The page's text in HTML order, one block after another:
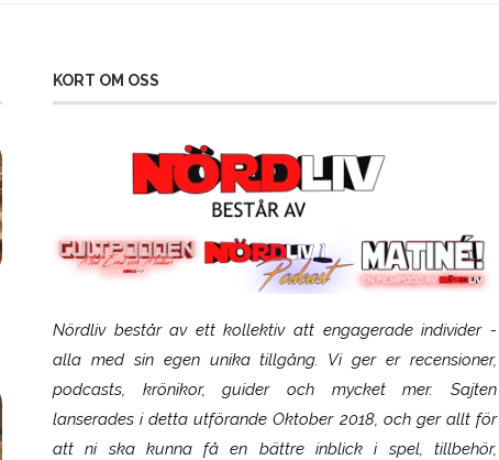
KORT OM OSS
Nördliv består av ett kollektiv att engagerade individer -
alla med sin egen unika tillgång. Vi ger er recensioner,
podcasts, krönikor, guider och mycket mer. Sajten
lanserades i detta utförande Oktober 2018, och ger allt för
att ni ska kunna få en bättre inblick i spel, tillbehör,
SCUF Gaming Omega